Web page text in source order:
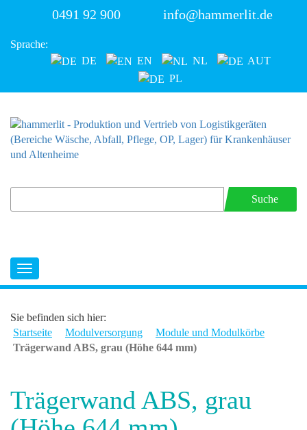
0491 92 900 info@hammerlit.de
Sprache:
DE
EN NL
AUT
PL
Suche
Sie befinden sich hier:
Startseite
Modulversorgung
Module und Modulkörbe
Trägerwand ABS, grau (Höhe 644 mm)
Trägerwand ABS, grau